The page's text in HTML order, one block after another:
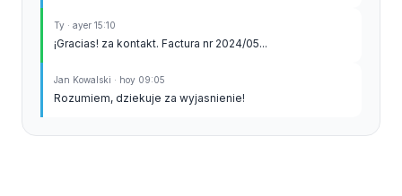
Ty · ayer 15:10
¡Gracias! za kontakt. Factura nr 2024/05...
Jan Kowalski · hoy 09:05
Rozumiem, dziekuje za wyjasnienie!